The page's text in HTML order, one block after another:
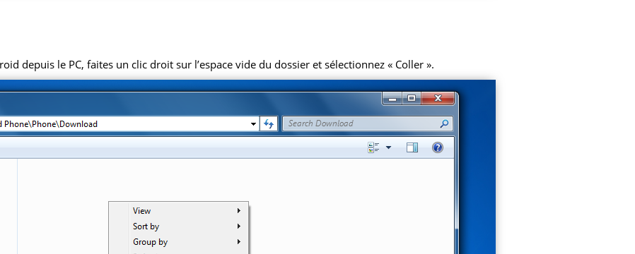
depuis le PC, faites un clic droit sur l’espace vide du dossier et sélectionnez « Coller ».